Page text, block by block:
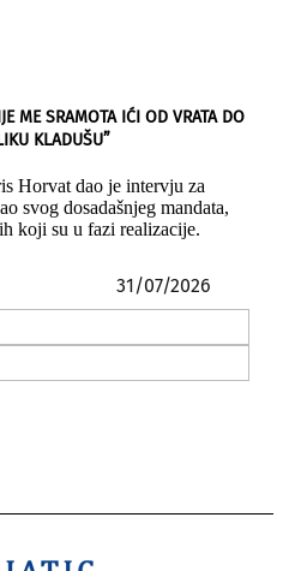
ME SRAMOTA IĆI OD VRATA DO
KLADUŠU”
Horvat dao je intervju za
svog dosadašnjeg mandata,
koji su u fazi realizacije.
31/07/2026